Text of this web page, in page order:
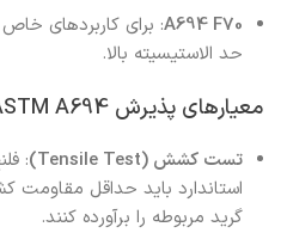
A694 F70: برای کاربردهای
حد الاستیسیته بالا.
معیارهای پذیرش ASTM A694
تست کشش (Tensile Test)
:
استاندارد باید حداقل مقاومت
گرید مربوطه را برآورده کنند.